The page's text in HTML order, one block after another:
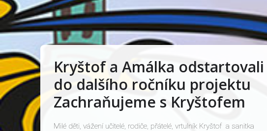
Kryštof a Amálka odstartovali
do dalšího ročníku projektu
Zachraňujeme s Kryštofem
Milé děti, vážení učitelé, rodiče, přátelé, vrtulník Kryštof a sanitka